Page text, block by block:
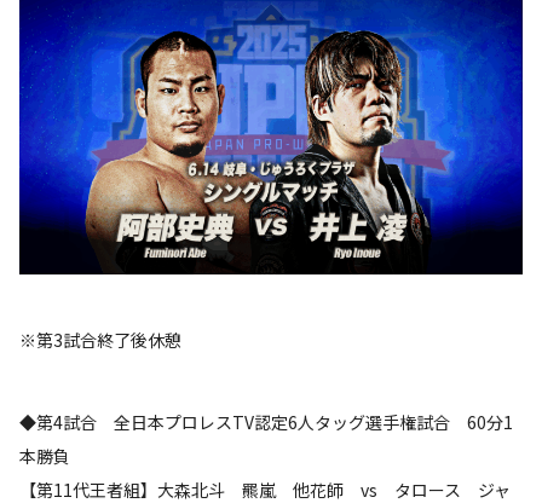
※第3試合終了後休憩
◆第4試合 全日本プロレスTV認定6人タッグ選手権試合 60分1
本勝負
【第11代王者組】大森北斗 羆嵐 他花師 vs タロース ジャ